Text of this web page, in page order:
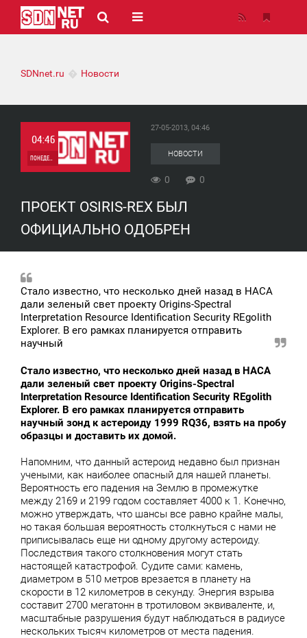
SDNnet.ru Новости
04:46
ПОНЕДЕЛЬНИК
27-05-2013, 04:46
НОВОСТИ
0 0
ПРОЕКТ OSIRIS-REX БЫЛ
ОФИЦИАЛЬНО ОДОБРЕН
Стало известно, что несколько дней назад в НАСА
дали зеленый свет проекту Origins-Spectral
Interpretation Resource Identification Security REgolith
Explorer. В его рамках планируется отправить
научный
Стало известно, что несколько дней назад в НАСА
дали зеленый свет проекту Origins-Spectral
Interpretation Resource Identification Security REgolith
Explorer. В его рамках планируется отправить
научный зонд к астероиду 1999 RQ36, взять на пробу
образцы и доставить их домой.
Напомним, что данный астероид недавно был признан
учеными, как наиболее опасный для нашей планеты.
Вероятность его падения на Землю в промежутке
между 2169 и 2199 годом составляет 4000 к 1. Конечно,
можно утверждать, что шансы все равно крайне малы,
но такая большая вероятность столкнуться с нами не
приписывалась еще ни одному другому астероиду.
Последствия такого столкновения могут стать
настоящей катастрофой. Судите сами: камень,
диаметром в 510 метров врезается в планету на
скорости в 12 километров в секунду. Энергия взрыва
составит 2700 мегатонн в тротиловом эквиваленте, и,
масштабные разрушения будут наблюдаться в радиусе
нескольких тысяч километров от места падения.